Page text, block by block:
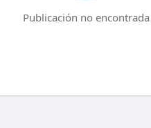
Publicación no encontrada